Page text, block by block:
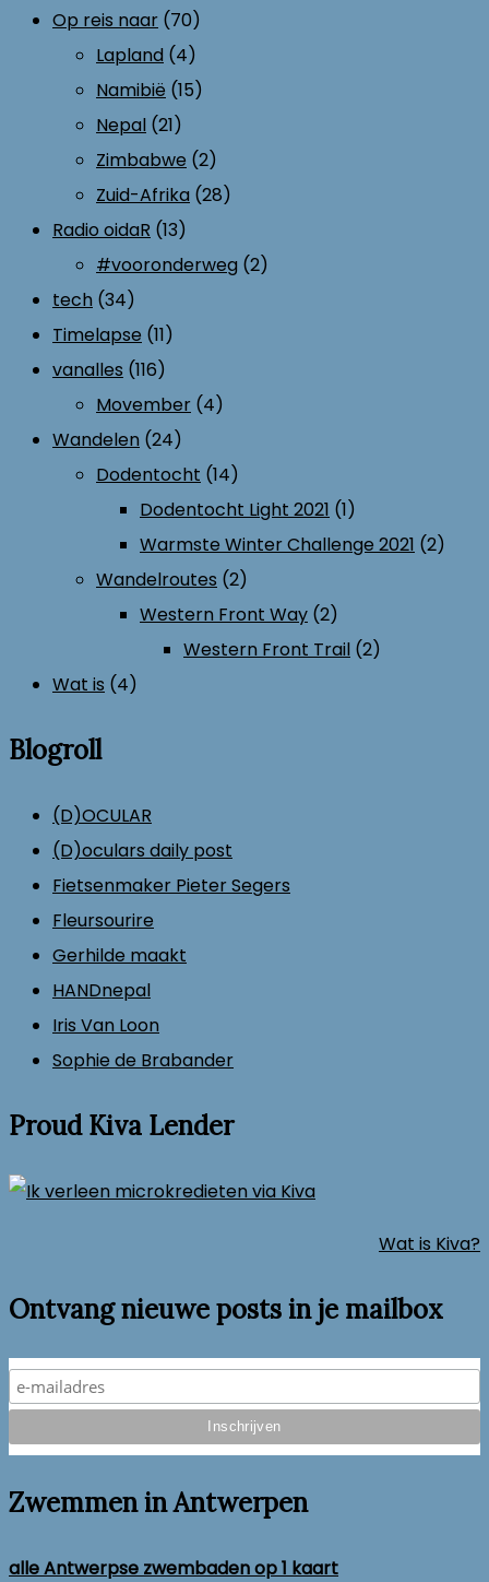
Op reis naar (70)
Lapland (4)
Namibië (15)
Nepal (21)
Zimbabwe (2)
Zuid-Afrika (28)
Radio oidaR (13)
#vooronderweg (2)
tech (34)
Timelapse (11)
vanalles (116)
Movember (4)
Wandelen (24)
Dodentocht (14)
Dodentocht Light 2021 (1)
Warmste Winter Challenge 2021 (2)
Wandelroutes (2)
Western Front Way (2)
Western Front Trail (2)
Wat is (4)
Blogroll
(D)OCULAR
(D)oculars daily post
Fietsenmaker Pieter Segers
Fleursourire
Gerhilde maakt
HANDnepal
Iris Van Loon
Sophie de Brabander
Proud Kiva Lender
Wat is Kiva?
Ontvang nieuwe posts in je mailbox
Zwemmen in Antwerpen
alle Antwerpse zwembaden op 1 kaart